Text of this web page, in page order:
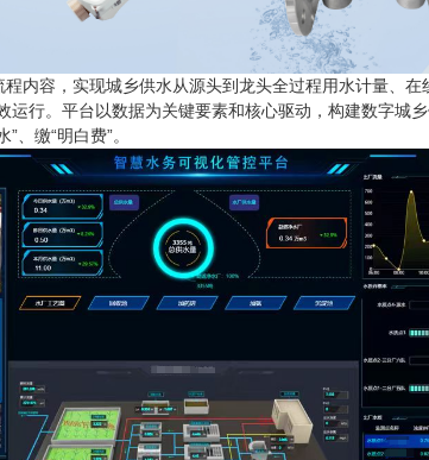
内容，实现城乡供水从源头到龙头全过程用水计量、
行。平台以数据为关键要素和核心驱动，构建数字城
、缴“明白费”。